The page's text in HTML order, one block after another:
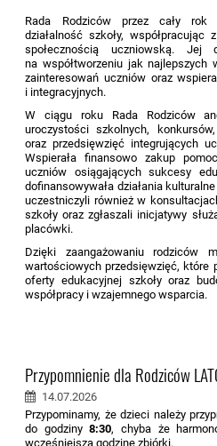
Rada Rodziców przez cały rok
działalność szkoły,
społecznością uczniowską. Jej
na współtworzeniu jak najlepszych
zainteresowań uczniów oraz
i integracyjnych.
W ciągu roku Rada Rodziców
uroczystości szkolnych,
oraz przedsięwzięć integrujących
Wspierała finansowo zakup
uczniów osiągających sukcesy
dofinansowywała działania
uczestniczyli również w
szkoły oraz zgłaszali inicjatywy
placówki.
Dzięki zaangażowaniu rodziców
wartościowych przedsięwzięć, które
oferty edukacyjnej szkoły oraz
współpracy i wzajemnego wsparcia.
Przypomnienie dla Rodziców
14.07.2026
Przypominamy, że dzieci należy
do godziny8:30, chyba że
wcześniejszą godzinę zbiórki.